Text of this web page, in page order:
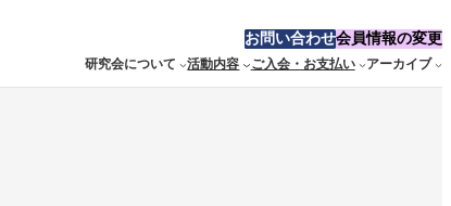
お問い合わせ会員情報の変更
研究会について 活動内容 ご入会・お支払い アーカイブ